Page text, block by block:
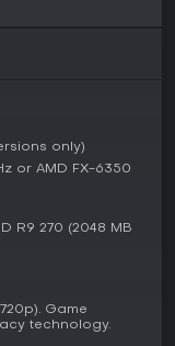
de Sinaí,
un grupo
Las
que exigen
y combates.
de Senu el
y la
2026, con su
only)
or AMD FX-6350
R9 270 (2048 MB
Game
technology.